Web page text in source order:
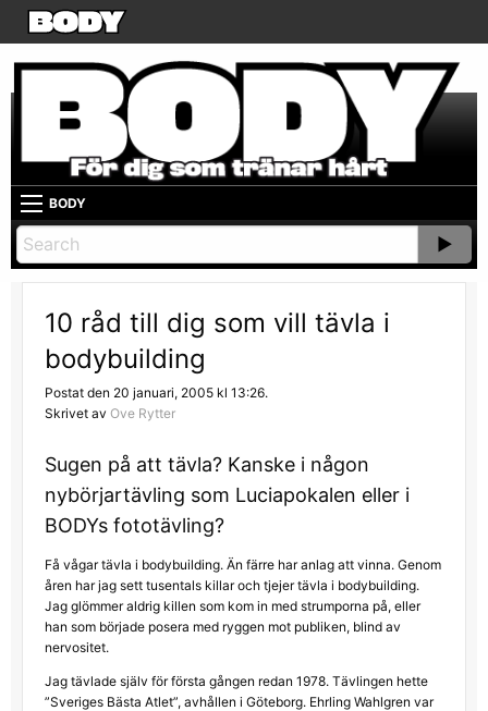
BODY
10 råd till dig som vill tävla i
bodybuilding
Postat den 20 januari, 2005 kl 13:26.
Skrivet av Ove Rytter
Sugen på att tävla? Kanske i någon
nybörjartävling som Luciapokalen eller i
BODYs fototävling?
Få vågar tävla i bodybuilding. Än färre har anlag att vinna. Genom
åren har jag sett tusentals killar och tjejer tävla i bodybuilding.
Jag glömmer aldrig killen som kom in med strumporna på, eller
han som började posera med ryggen mot publiken, blind av
nervositet.
Jag tävlade själv för första gången redan 1978. Tävlingen hette
”Sveriges Bästa Atlet”, avhållen i Göteborg. Ehrling Wahlgren var